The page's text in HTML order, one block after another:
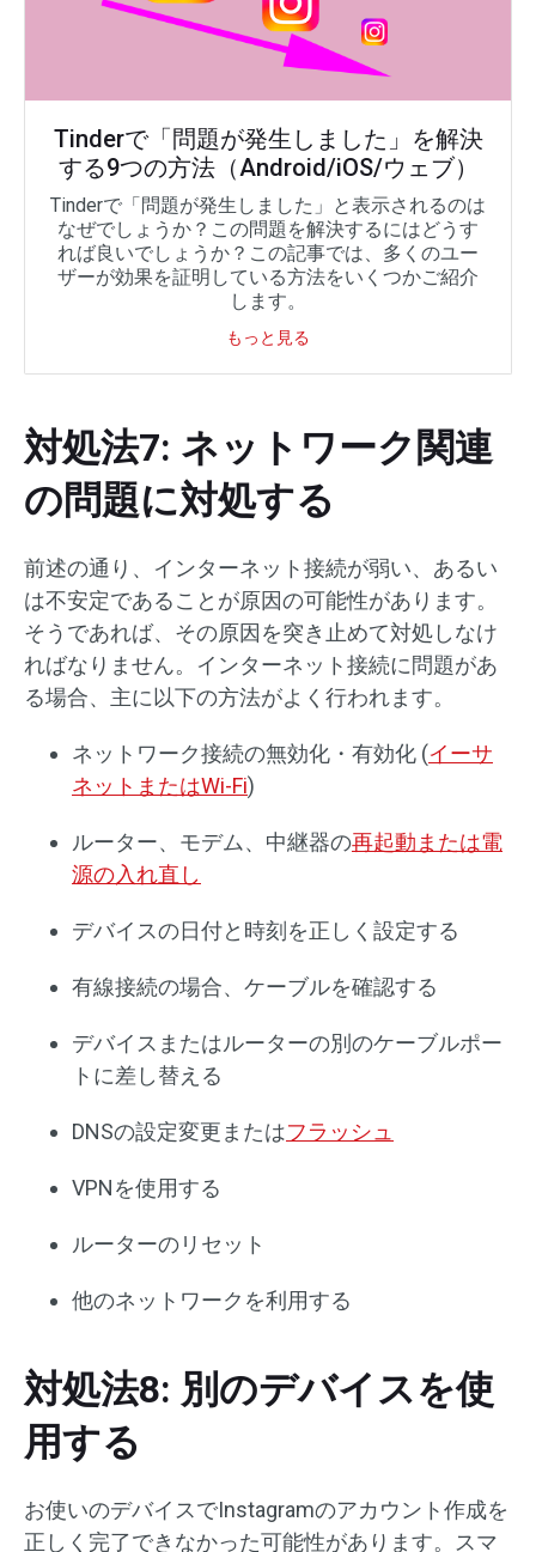
Tinderで「問題が発生しました」を解決
する9つの方法（Android/iOS/ウェブ）
Tinderで「問題が発生しました」と表示されるのは
なぜでしょうか？この問題を解決するにはどうす
れば良いでしょうか？この記事では、多くのユー
ザーが効果を証明している方法をいくつかご紹介
します。
もっと見る
対処法7: ネットワーク関連
の問題に対処する
前述の通り、インターネット接続が弱い、あるい
は不安定であることが原因の可能性があります。
そうであれば、その原因を突き止めて対処しなけ
ればなりません。インターネット接続に問題があ
る場合、主に以下の方法がよく行われます。
ネットワーク接続の無効化・有効化 (イーサ
ネットまたはWi-Fi)
ルーター、モデム、中継器の再起動または電
源の入れ直し
デバイスの日付と時刻を正しく設定する
有線接続の場合、ケーブルを確認する
デバイスまたはルーターの別のケーブルポー
トに差し替える
DNSの設定変更またはフラッシュ
VPNを使用する
ルーターのリセット
他のネットワークを利用する
対処法8: 別のデバイスを使
用する
お使いのデバイスでInstagramのアカウント作成を
正しく完了できなかった可能性があります。スマ